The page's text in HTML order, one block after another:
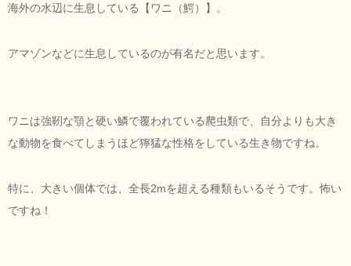
海外の水辺に生息している【ワニ（鰐）】。
アマゾンなどに生息しているのが有名だと思います。
ワニは強靭な顎と硬い鱗で覆われている爬虫類で、自分よりも大き
な動物を食べてしまうほど獰猛な性格をしている生き物ですね。
特に、大きい個体では、全長2mを超える種類もいるそうです。怖い
ですね！